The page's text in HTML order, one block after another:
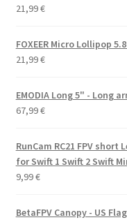
21,99€
FOXEER Micro Lollipop
21,99€
EMODIA Long 5" - Long
67,99€
RunCam RC21 FPV short
for Swift 1 Swift 2 Swift
9,99€
BetaFPV Canopy - US Flag